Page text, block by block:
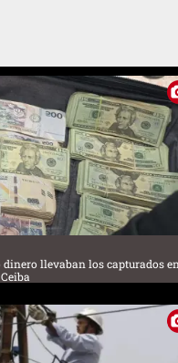
dinero llevaban los capturados en